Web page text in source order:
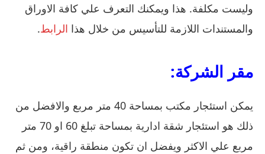
وليست مكلفة. هذا ويمكنك التعرف علي كافة الاوراق
والمستندات اللازمة للتأسيس من خلال هذا الرابط.
مقر الشركة:
يمكن استئجار مكتب بمساحة 40 متر مربع والافضل من
ذلك هو استئجار شقة ادارية بمساحة تبلغ 60 او 70 متر
مربع علي الاكثر ويفضل ان تكون منطقة راقية، ومن ثم